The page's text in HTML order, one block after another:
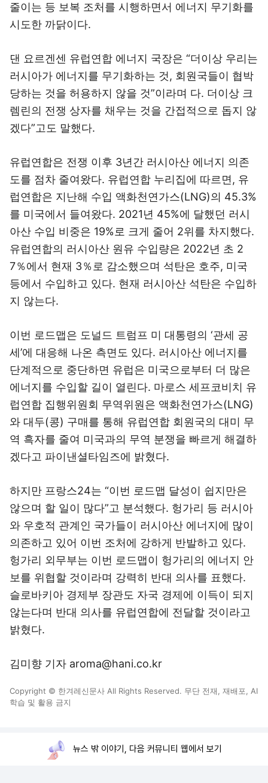
줄이는 등 보복 조처를 시행하면서 에너지 무기화를
시도한 까닭이다.
댄 요르겐센 유럽연합 에너지 국장은 “더이상 우리는
러시아가 에너지를 무기화하는 것, 회원국들이 협박
당하는 것을 허용하지 않을 것”이라며 다. 더이상 크
렘린의 전쟁 상자를 채우는 것을 간접적으로 돕지 않
겠다”고도 말했다.
유럽연합은 전쟁 이후 3년간 러시아산 에너지 의존
도를 점차 줄여왔다. 유럽연합 누리집에 따르면, 유
럽연합은 지난해 수입 액화천연가스(LNG)의 45.3%
를 미국에서 들여왔다. 2021년 45%에 달했던 러시
아산 수입 비중은 19%로 크게 줄어 2위를 차지했다.
유럽연합의 러시아산 원유 수입량은 2022년 초 2
7％에서 현재 3％로 감소했으며 석탄은 호주, 미국
등에서 수입하고 있다. 현재 러시아산 석탄은 수입하
지 않는다.
이번 로드맵은 도널드 트럼프 미 대통령의 ‘관세 공
세’에 대응해 나온 측면도 있다. 러시아산 에너지를
단계적으로 중단하면 유럽은 미국으로부터 더 많은
에너지를 수입할 길이 열린다. 마로스 세프코비치 유
럽연합 집행위원회 무역위원은 액화천연가스(LNG)
와 대두(콩) 구매를 통해 유럽연합 회원국의 대미 무
역 흑자를 줄여 미국과의 무역 분쟁을 빠르게 해결하
겠다고 파이낸셜타임즈에 밝혔다.
하지만 프랑스24는 “이번 로드맵 달성이 쉽지만은
않으며 할 일이 많다”고 분석했다. 헝가리 등 러시아
와 우호적 관계인 국가들이 러시아산 에너지에 많이
의존하고 있어 이번 조처에 강하게 반발하고 있다.
헝가리 외무부는 이번 로드맵이 헝가리의 에너지 안
보를 위협할 것이라며 강력히 반대 의사를 표했다.
슬로바키아 경제부 장관도 자국 경제에 이득이 되지
않는다며 반대 의사를 유럽연합에 전달할 것이라고
밝혔다.
김미향 기자 aroma@hani.co.kr
Copyright © 한겨레신문사 All Rights Reserved. 무단 전재, 재배포, AI
학습 및 활용 금지
뉴스 밖 이야기, 다음 커뮤니티 웹에서 보기